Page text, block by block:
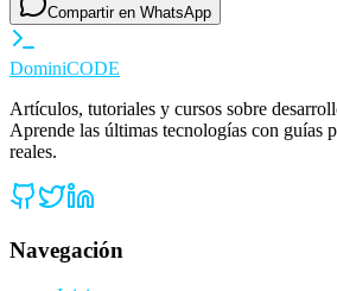
Compartir en WhatsApp
DominiCODE
Artículos, tutoriales y cursos sobre
Aprende las últimas tecnologías con guías
reales.
Navegación